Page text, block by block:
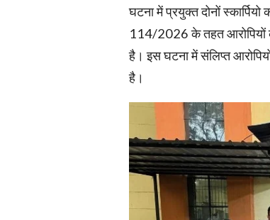
घटना में प्रयुक्त दोनों
114/2026 के तहत आरोपियों को
है। इस घटना में संलिप्त आरोपियों
है।